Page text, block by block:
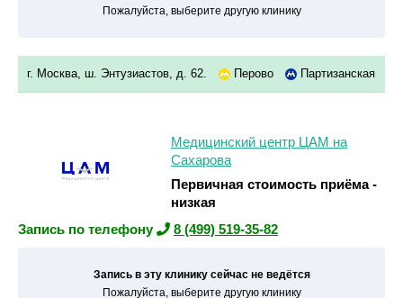
Пожалуйста, выберите другую клинику
г. Москва, ш. Энтузиастов, д. 62. Перово Партизанская
Медицинский центр ЦАМ на
Сахарова
Первичная стоимость приёма -
низкая
Запись по телефону
8 (499) 519-35-82
Запись в эту клинику сейчас не ведётся
Пожалуйста, выберите другую клинику